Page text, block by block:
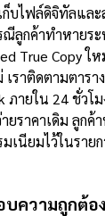
ก็บไฟล์ดิจิทัลแล
กค้าทำหายระ
True Copy ใ
เราติดตามตาร
ายใน 24 ชั่วโม
ราคาเดิม ลูกค้
เนียมไว้ในราย
บความถูกต้